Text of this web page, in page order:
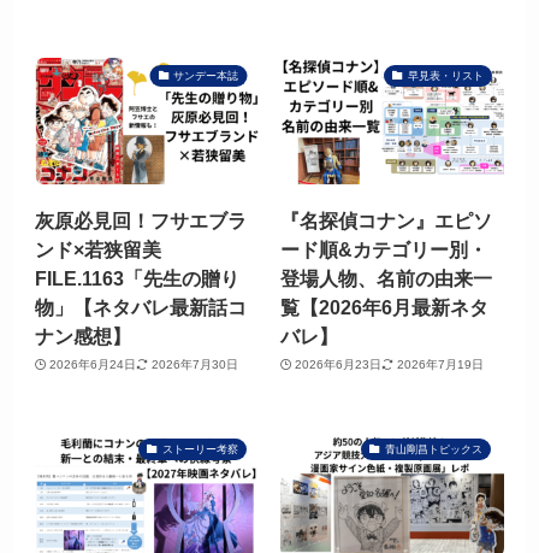
サンデー本誌
灰原必見回！フサエブラ
ンド×若狭留美
FILE.1163「先生の贈り
物」【ネタバレ最新話コ
ナン感想】
2026年6月24日 2026年7月30日
早見表・リスト
『名探偵コナン』エピソ
ード順&カテゴリー別・
登場人物、名前の由来一
覧【2026年6月最新ネタ
バレ】
2026年6月23日 2026年7月19日
ストーリー考察 青山剛昌トピックス